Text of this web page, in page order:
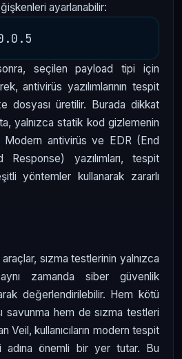
ayarlanabilir:
seçilen payload tipi için
antivirüs yazılımlarının tespit
dosyası üretilir. Burada dikkat
yalnızca statik kod gizlemenin
Modern antivirüs ve EDR (End
yazılımları, tespit
yöntemler kullanarak zararlı
sızma testlerinin yalnızca
zamanda siber güvenlik
değerlendirilebilir. Hem kötü
savunma hem de sızma testleri
Veil, kullanıcıların modern tespit
adına önemli bir yer tutar. Bu